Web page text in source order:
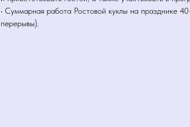
• Суммарная работа Ростовой куклы на празднике
перерывы).